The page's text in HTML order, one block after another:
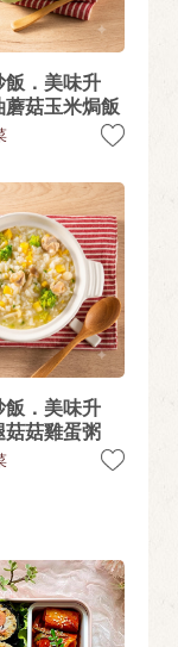
飯．美味升
蘑菇玉米焗飯
飯．美味升
菇菇雞蛋粥